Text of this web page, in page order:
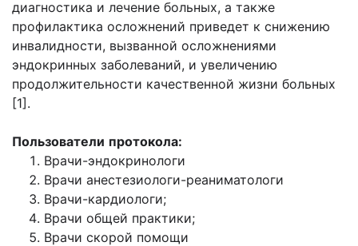
диагностика и лечение больных, а также
профилактика осложнений приведет к снижению
инвалидности, вызванной осложнениями
эндокринных заболеваний, и увеличению
продолжительности качественной жизни больных
[1].
Пользователи протокола:
Врачи-эндокринологи
Врачи анестезиологи-реаниматологи
Врачи-кардиологи;
Врачи общей практики;
Врачи скорой помощи